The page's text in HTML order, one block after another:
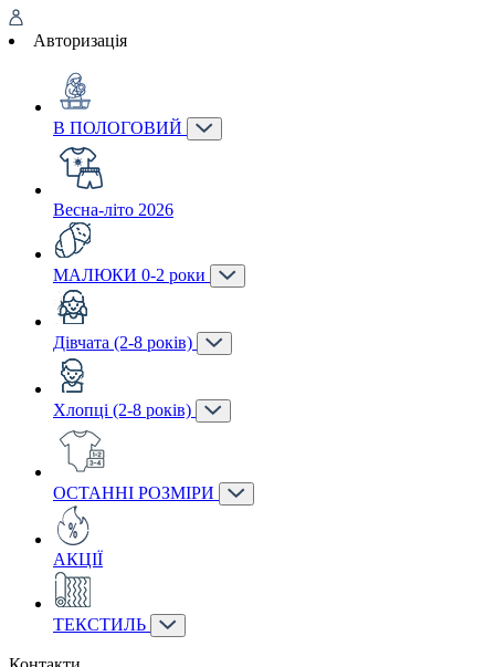
Авторизація
В ПОЛОГОВИЙ
Весна-літо 2026
МАЛЮКИ 0-2 роки
Дівчата (2-8 років)
Хлопці (2-8 років)
ОСТАННІ РОЗМІРИ
АКЦІЇ
ТЕКСТИЛЬ